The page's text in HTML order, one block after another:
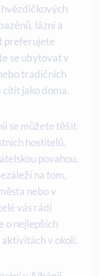
⁣lázní a
preferujete
se ubytovat ‍v‍
tradičních
cítit jako doma.
se můžete těšit
hostitelů.
povahou,‍
na ⁣tom,
nebo v
vás⁢ rádi
o nejlepších
​v okolí.